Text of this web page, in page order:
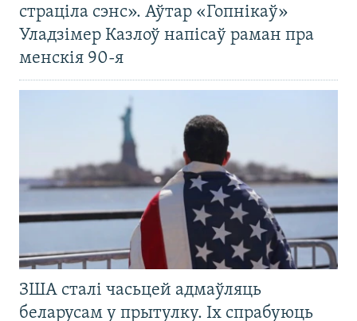
страціла сэнс». Аўтар «Гопнікаў»
Уладзімер Казлоў напісаў раман пра
менскія 90-я
ЗША сталі часьцей адмаўляць
беларусам у прытулку. Іх спрабуюць